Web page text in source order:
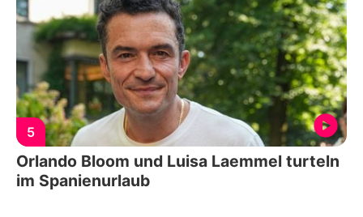
5
Orlando Bloom und Luisa Laemmel turteln
im Spanienurlaub